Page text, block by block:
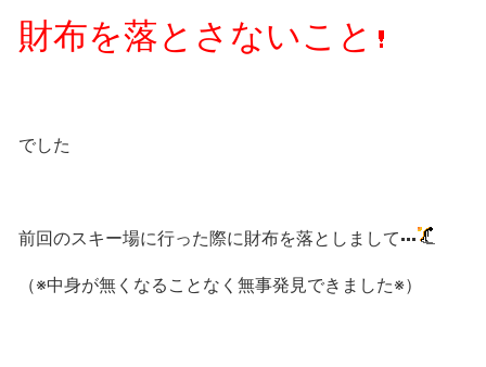
財布を落とさないこと
でした
前回のスキー場に行った際に財布を落としまして
（※中身が無くなることなく無事発見できました※）